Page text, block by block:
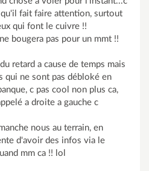
fait faire attention, surtout
qui font le cuivre !!
bougera pas pour un mmt !!
retard a cause de temps mais
qui ne sont pas débloké en
c pas cool non plus ca,
a droite a gauche c
nous au terrain, en
d'avoir des infos via le
mm ca !! lol